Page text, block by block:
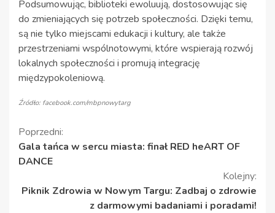
Podsumowując, biblioteki ewoluują, dostosowując się
do zmieniających się potrzeb społeczności. Dzięki temu,
są nie tylko miejscami edukacji i kultury, ale także
przestrzeniami wspólnotowymi, które wspierają rozwój
lokalnych społeczności i promują integrację
międzypokoleniową.
Źródło: facebook.com/mbpnowytarg
Kontynuuj
czytanie
Poprzedni:
Gala tańca w sercu miasta: finał RED heART OF
DANCE
Kolejny:
Piknik Zdrowia w Nowym Targu: Zadbaj o zdrowie
z darmowymi badaniami i poradami!